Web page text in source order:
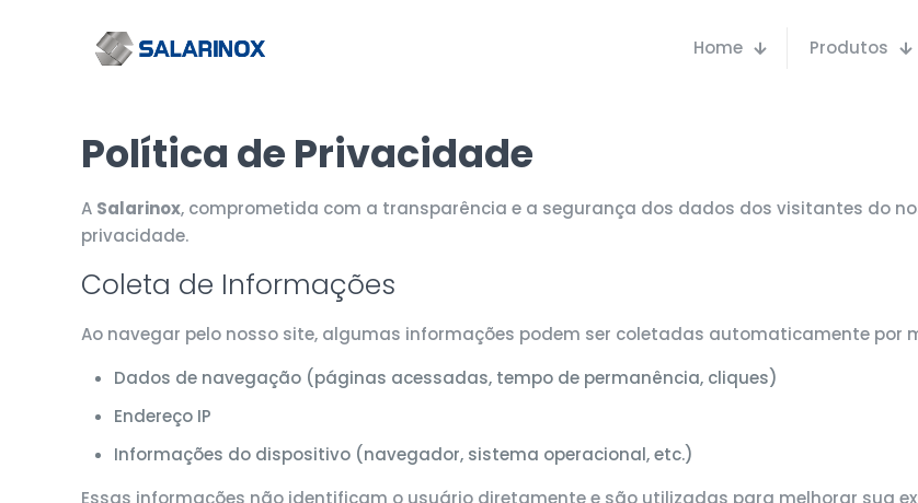
Home Produtos
Política de Privacidade
A Salarinox, comprometida com a transparência e a segurança dos dados dos visitantes do
privacidade.
Coleta de Informações
Ao navegar pelo nosso site, algumas informações podem ser coletadas automaticamente por
Dados de navegação (páginas acessadas, tempo de permanência, cliques)
Endereço IP
Informações do dispositivo (navegador, sistema operacional, etc.)
Essas informações não identificam o usuário diretamente e são utilizadas para melhorar sua